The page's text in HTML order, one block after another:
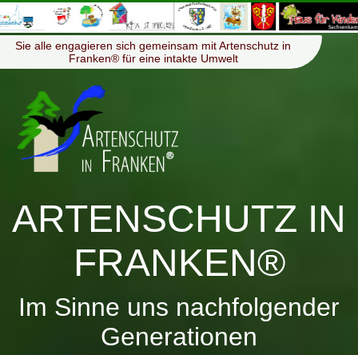
Menü ≡
Sie alle engagieren sich gemeinsam mit Artenschutz in
Franken® für eine intakte Umwelt
ARTENSCHUTZ IN
FRANKEN®
Im Sinne uns nachfolgender
Generationen